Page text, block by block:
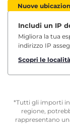
Nuove
Includi un IP
Migliora la tua
indirizzo IP
Scopri le
*Tutti gli importi
regione,
rappresentano